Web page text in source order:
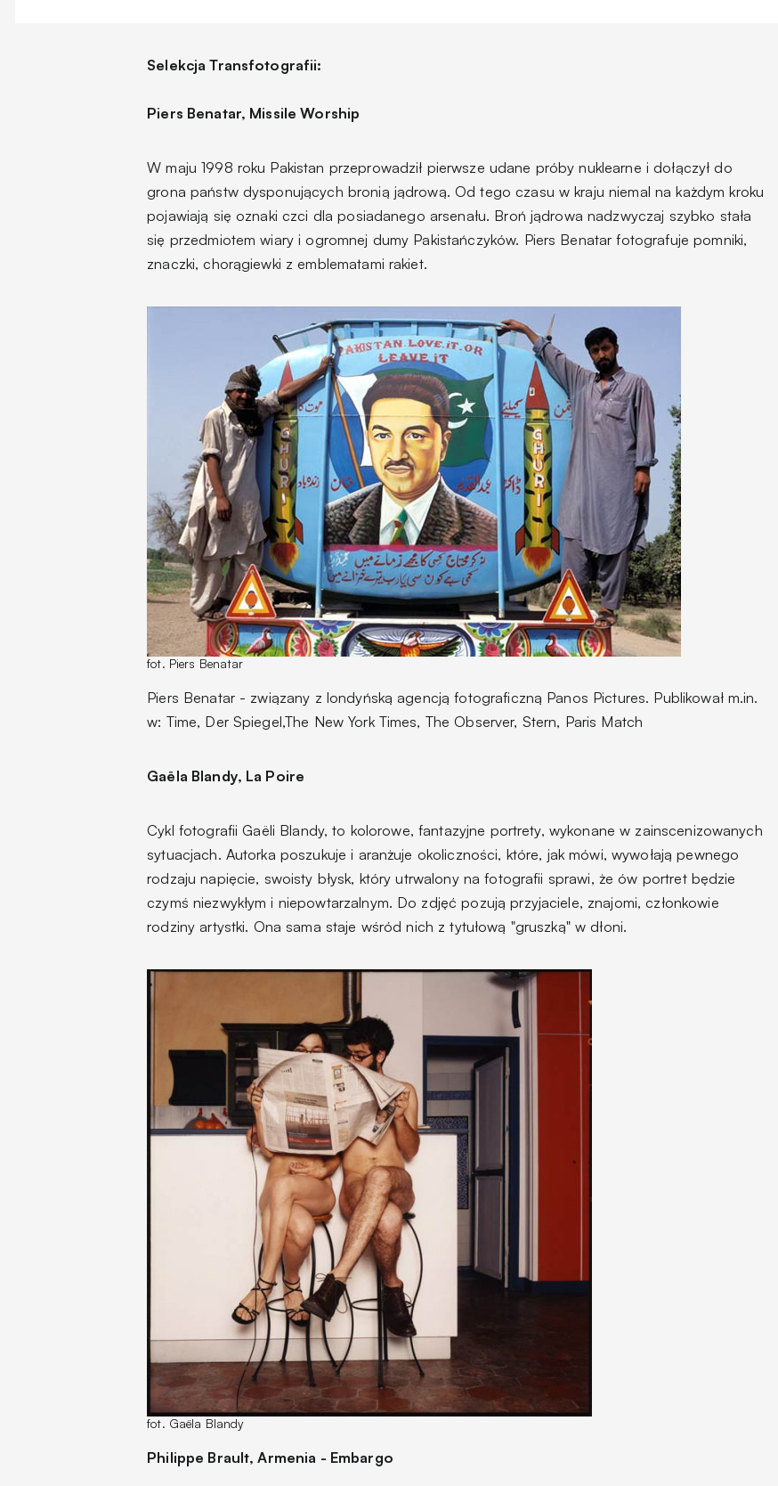
Selekcja Transfotografii:
Piers Benatar, Missile Worship
W maju 1998 roku Pakistan przeprowadził pierwsze udane próby nuklearne i dołączył do
grona państw dysponujących bronią jądrową. Od tego czasu w kraju niemal na każdym kroku
pojawiają się oznaki czci dla posiadanego arsenału. Broń jądrowa nadzwyczaj szybko stała
się przedmiotem wiary i ogromnej dumy Pakistańczyków. Piers Benatar fotografuje pomniki,
znaczki, chorągiewki z emblematami rakiet.
fot. Piers Benatar
Piers Benatar - związany z londyńską agencją fotograficzną Panos Pictures. Publikował m.in.
w: Time, Der Spiegel,The New York Times, The Observer, Stern, Paris Match
Gaëla Blandy, La Poire
Cykl fotografii Gaëli Blandy, to kolorowe, fantazyjne portrety, wykonane w zainscenizowanych
sytuacjach. Autorka poszukuje i aranżuje okoliczności, które, jak mówi, wywołają pewnego
rodzaju napięcie, swoisty błysk, który utrwalony na fotografii sprawi, że ów portret będzie
czymś niezwykłym i niepowtarzalnym. Do zdjęć pozują przyjaciele, znajomi, członkowie
rodziny artystki. Ona sama staje wśród nich z tytułową "gruszką" w dłoni.
fot. Gaëla Blandy
Philippe Brault, Armenia - Embargo